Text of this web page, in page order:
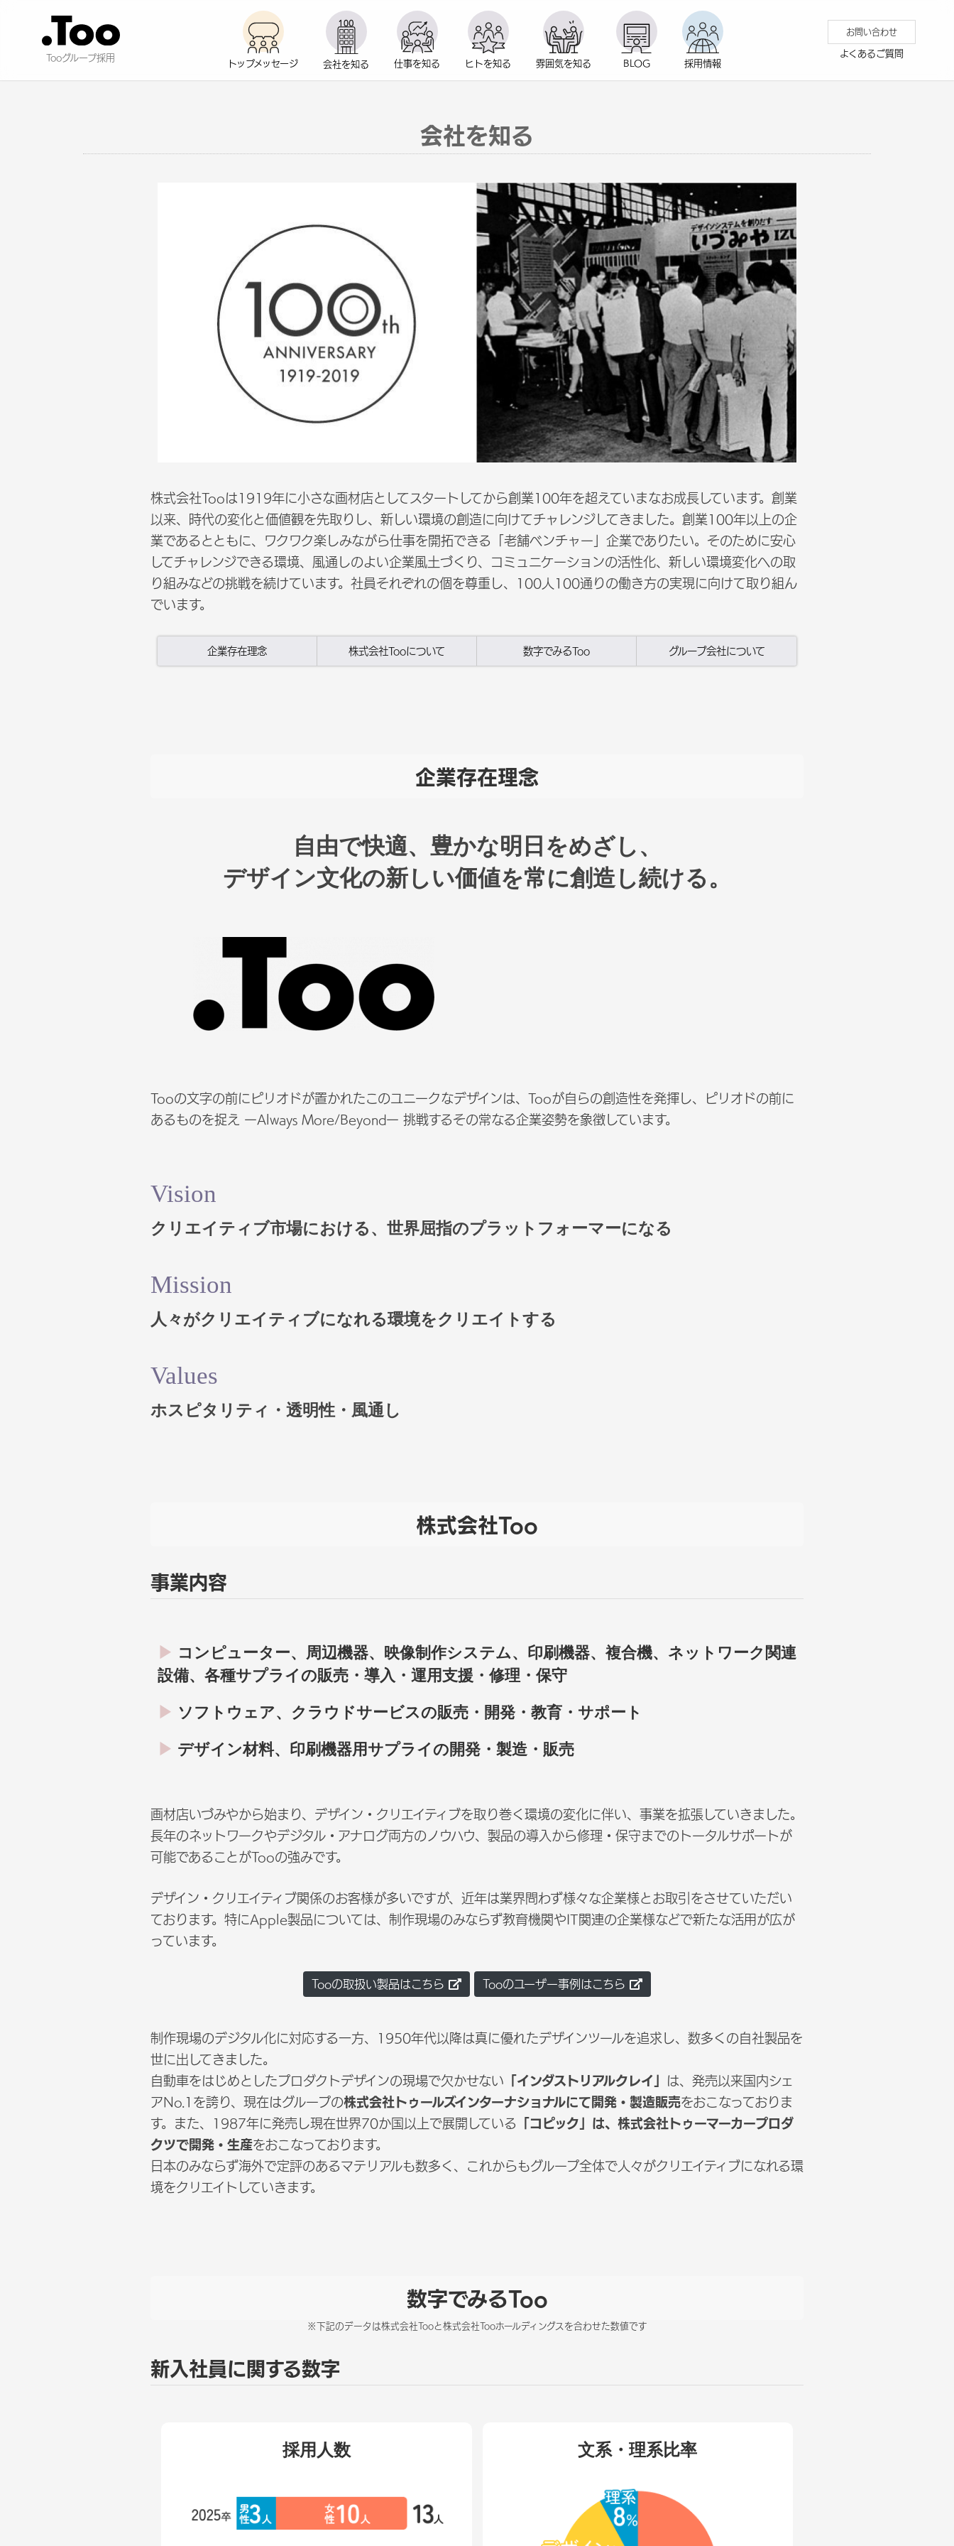
Tooグループ採用
トップメッセージ 会社を知る 仕事を知る ヒトを知る 雰囲気を知る BLOG 採用情報
お問い合わせ
よくあるご質問
会社を知る
株式会社Tooは1919年に小さな画材店としてスタートしてから創業100年を超えていまなお成長しています。創業
以来、時代の変化と価値観を先取りし、新しい環境の創造に向けてチャレンジしてきました。創業100年以上の企
業であるとともに、ワクワク楽しみながら仕事を開拓できる「老舗ベンチャー」企業でありたい。そのために安心
してチャレンジできる環境、風通しのよい企業風土づくり、コミュニケーションの活性化、新しい環境変化への取
り組みなどの挑戦を続けています。社員それぞれの個を尊重し、100人100通りの働き方の実現に向けて取り組ん
でいます。
企業存在理念 株式会社Tooについて 数字でみるToo グループ会社について
企業存在理念
自由で快適、豊かな明日をめざし、
デザイン文化の新しい価値を常に創造し続ける。
Tooの文字の前にピリオドが置かれたこのユニークなデザインは、Tooが自らの創造性を発揮し、ピリオドの前に
あるものを捉え ーAlways More/Beyondー 挑戦するその常なる企業姿勢を象徴しています。
Vision
クリエイティブ市場における、世界屈指のプラットフォーマーになる
Mission
人々がクリエイティブになれる環境をクリエイトする
Values
ホスピタリティ・透明性・風通し
株式会社Too
事業内容
コンピューター、周辺機器、映像制作システム、印刷機器、複合機、ネットワーク関連
設備、各種サプライの販売・導入・運用支援・修理・保守
ソフトウェア、クラウドサービスの販売・開発・教育・サポート
デザイン材料、印刷機器用サプライの開発・製造・販売
画材店いづみやから始まり、デザイン・クリエイティブを取り巻く環境の変化に伴い、事業を拡張していきました。
長年のネットワークやデジタル・アナログ両方のノウハウ、製品の導入から修理・保守までのトータルサポートが
可能であることがTooの強みです。
デザイン・クリエイティブ関係のお客様が多いですが、近年は業界問わず様々な企業様とお取引をさせていただい
ております。特にApple製品については、制作現場のみならず教育機関やIT関連の企業様などで新たな活用が広が
っています。
Tooの取扱い製品はこちら Tooのユーザー事例はこちら
制作現場のデジタル化に対応する一方、1950年代以降は真に優れたデザインツールを追求し、数多くの自社製品を
世に出してきました。
自動車をはじめとしたプロダクトデザインの現場で欠かせない 「インダストリアルクレイ」
は、発売以来国内シェ
アNo.1を誇り、現在はグループの株式会社トゥールズインターナショナルにて開発・製造販売をおこなっておりま
す。また、1987年に発売し現在世界70か国以上で展開している
「コピック」は、株式会社トゥーマーカープロダ
クツで開発・生産をおこなっております。
日本のみならず海外で定評のあるマテリアルも数多く、これからもグループ全体で人々がクリエイティブになれる環
境をクリエイトしていきます。
数字でみるToo
※下記のデータは株式会社Tooと株式会社Tooホールディングスを合わせた数値です
新入社員に関する数字
採用人数 文系・理系比率